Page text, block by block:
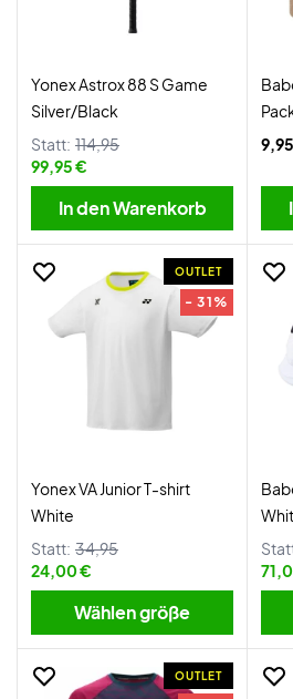
Yonex Astrox 88 S Game
Silver/Black
Statt: 114,95
99,95 €
In den Warenkorb
OUTLET
- 31%
Yonex VA Junior T-shirt
White
Statt: 34,95
24,00 €
Wählen größe
OUTLET